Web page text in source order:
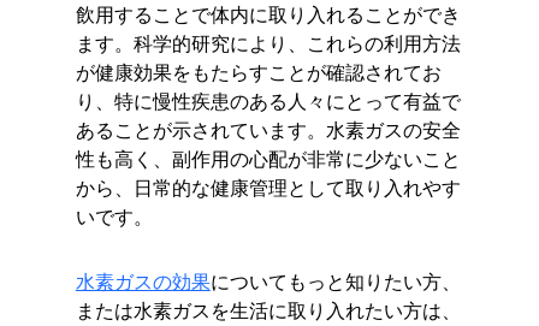
飲用することで体内に取り入れることができ
ます。科学的研究により、これらの利用方法
が健康効果をもたらすことが確認されてお
り、特に慢性疾患のある人々にとって有益で
あることが示されています。水素ガスの安全
性も高く、副作用の心配が非常に少ないこと
から、日常的な健康管理として取り入れやす
いです。
水素ガスの効果についてもっと知りたい方、
または水素ガスを生活に取り入れたい方は、